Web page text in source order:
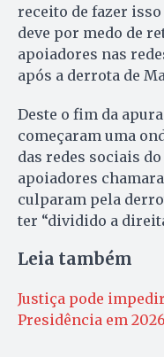
receito de fazer
deve por medo de
apoiadores nas
após a derrota de
Deste o fim da
começaram uma
das redes sociais
apoiadores
culparam pela
ter “dividido a
Leia também
Justiça pode
Presidência em 2026